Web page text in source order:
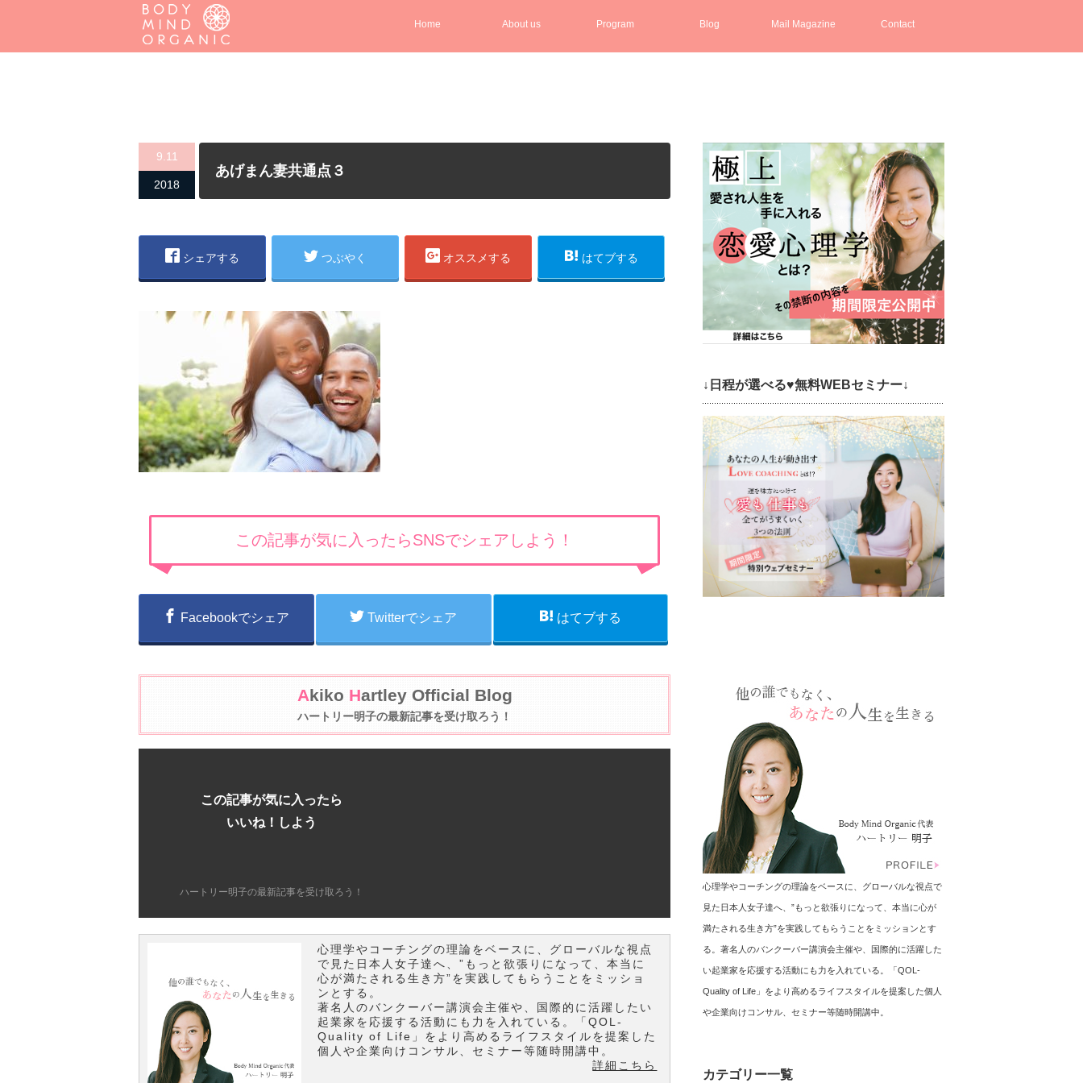
Home About us Program Blog Mail Magazine Contact
9.11
2018
あげまん妻共通点３
シェアする つぶやく オススメする はてブする
この記事が気に入ったらSNSでシェアしよう！
Facebookでシェア Twitterでシェア はてブする
Akiko Hartley Official Blog
ハートリー明子の最新記事を受け取ろう！
この記事が気に入ったら
いいね！しよう
ハートリー明子の最新記事を受け取ろう！
心理学やコーチングの理論をベースに、グローバルな視点
で見た日本人女子達へ、”もっと欲張りになって、本当に
心が満たされる生き方”を実践してもらうことをミッショ
ンとする。
著名人のバンクーバー講演会主催や、国際的に活躍したい
起業家を応援する活動にも力を入れている。「QOL-
Quality of Life」をより高めるライフスタイルを提案した
個人や企業向けコンサル、セミナー等随時開講中。
詳細こちら
↓日程が選べる♥無料WEBセミナー↓
心理学やコーチングの理論をベースに、グローバルな視点で
見た日本人女子達へ、”もっと欲張りになって、本当に心が
満たされる生き方”を実践してもらうことをミッションとす
る。著名人のバンクーバー講演会主催や、国際的に活躍した
い起業家を応援する活動にも力を入れている。「QOL-
Quality of Life」をより高めるライフスタイルを提案した個人
や企業向けコンサル、セミナー等随時開講中。
カテゴリー一覧